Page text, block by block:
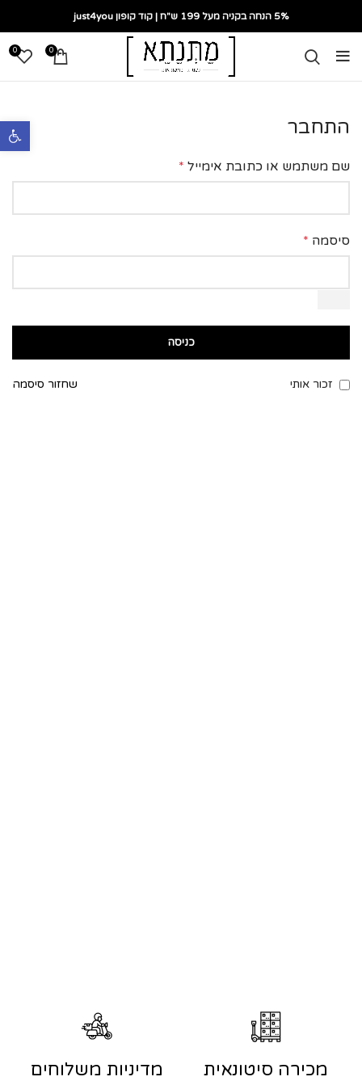
פתח
5% הנחה בקניה מעל 199 ש"ח | קוד קופון just4you
0
0
התחבר
שם משתמש או כתובת אימייל *
סיסמה *
כניסה
שחזור סיסמה זכור אותי
מכירה סיטונאית מדיניות משלוחים